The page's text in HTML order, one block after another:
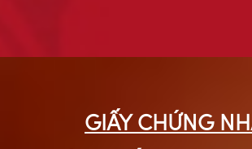
GIẤY CHỨNG